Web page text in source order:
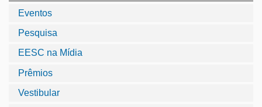
Eventos
Pesquisa
EESC na Mídia
Prêmios
Vestibular